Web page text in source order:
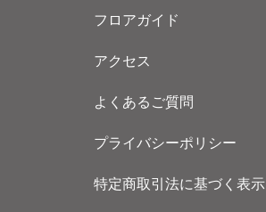
フロアガイド
アクセス
よくあるご質問
プライバシーポリシー
特定商取引法に基づく表示